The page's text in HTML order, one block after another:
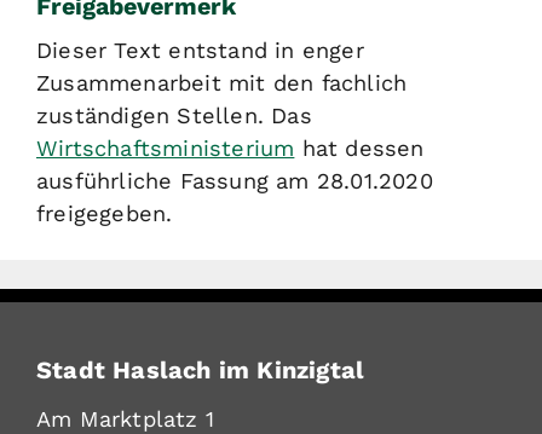
Freigabevermerk
Dieser Text entstand in enger
Zusammenarbeit mit den fachlich
zuständigen Stellen. Das
Wirtschaftsministerium hat dessen
ausführliche Fassung am 28.01.2020
freigegeben.
Stadt Haslach im Kinzigtal
Am Marktplatz 1